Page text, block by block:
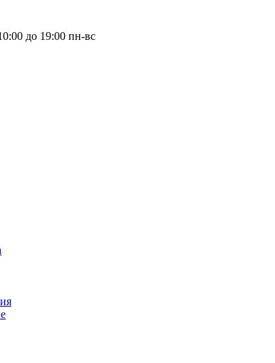
до 19:00 пн-вс